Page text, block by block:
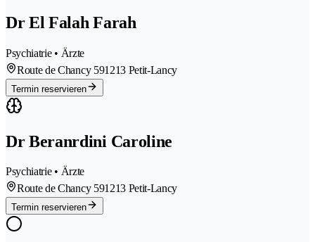
Dr El Falah Farah
Psychiatrie • Ärzte
Route de Chancy 591213 Petit-Lancy
Termin reservieren
Dr Beranrdini Caroline
Psychiatrie • Ärzte
Route de Chancy 591213 Petit-Lancy
Termin reservieren